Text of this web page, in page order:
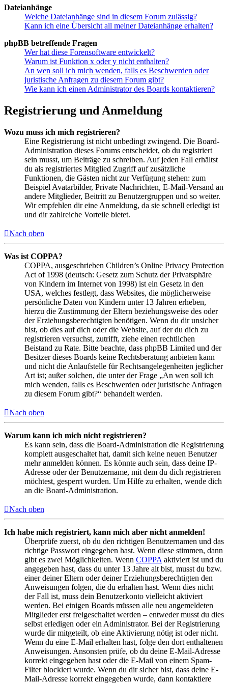
Dateianhänge
Welche Dateianhänge sind in diesem Forum zulässig?
Kann ich eine Übersicht all meiner Dateianhänge erhalten?
phpBB betreffende Fragen
Wer hat diese Forensoftware entwickelt?
Warum ist Funktion x oder y nicht enthalten?
An wen soll ich mich wenden, falls es Beschwerden oder
juristische Anfragen zu diesem Forum gibt?
Wie kann ich einen Administrator des Boards kontaktieren?
Registrierung und Anmeldung
Wozu muss ich mich registrieren?
Eine Registrierung ist nicht unbedingt zwingend. Die Board-
Administration dieses Forums entscheidet, ob du registriert
sein musst, um Beiträge zu schreiben. Auf jeden Fall erhältst
du als registriertes Mitglied Zugriff auf zusätzliche
Funktionen, die Gästen nicht zur Verfügung stehen: zum
Beispiel Avatarbilder, Private Nachrichten, E-Mail-Versand an
andere Mitglieder, Beitritt zu Benutzergruppen und so weiter.
Wir empfehlen dir eine Anmeldung, da sie schnell erledigt ist
und dir zahlreiche Vorteile bietet.
Nach oben
Was ist COPPA?
COPPA, ausgeschrieben Children’s Online Privacy Protection
Act of 1998 (deutsch: Gesetz zum Schutz der Privatsphäre
von Kindern im Internet von 1998) ist ein Gesetz in den
USA, welches festlegt, dass Websites, die möglicherweise
persönliche Daten von Kindern unter 13 Jahren erheben,
hierzu die Zustimmung der Eltern beziehungsweise des oder
der Erziehungsberechtigten benötigen. Wenn du dir unsicher
bist, ob dies auf dich oder die Website, auf der du dich zu
registrieren versuchst, zutrifft, ziehe einen rechtlichen
Beistand zu Rate. Bitte beachte, dass phpBB Limited und der
Besitzer dieses Boards keine Rechtsberatung anbieten kann
und nicht die Anlaufstelle für Rechtsangelegenheiten jeglicher
Art ist; außer solchen, die unter der Frage „An wen soll ich
mich wenden, falls es Beschwerden oder juristische Anfragen
zu diesem Forum gibt?“ behandelt werden.
Nach oben
Warum kann ich mich nicht registrieren?
Es kann sein, dass die Board-Administration die Registrierung
komplett ausgeschaltet hat, damit sich keine neuen Benutzer
mehr anmelden können. Es könnte auch sein, dass deine IP-
Adresse oder der Benutzername, mit dem du dich registrieren
möchtest, gesperrt wurden. Um Hilfe zu erhalten, wende dich
an die Board-Administration.
Nach oben
Ich habe mich registriert, kann mich aber nicht anmelden!
Überprüfe zuerst, ob du den richtigen Benutzernamen und das
richtige Passwort eingegeben hast. Wenn diese stimmen, dann
gibt es zwei Möglichkeiten. Wenn COPPA aktiviert ist und du
angegeben hast, dass du unter 13 Jahre alt bist, musst du bzw.
einer deiner Eltern oder deiner Erziehungsberechtigten den
Anweisungen folgen, die du erhalten hast. Wenn dies nicht
der Fall ist, muss dein Benutzerkonto vielleicht aktiviert
werden. Bei einigen Boards müssen alle neu angemeldeten
Mitglieder erst freigeschaltet werden – entweder musst du dies
selbst erledigen oder ein Administrator. Bei der Registrierung
wurde dir mitgeteilt, ob eine Aktivierung nötig ist oder nicht.
Wenn du eine E-Mail erhalten hast, folge den dort enthaltenen
Anweisungen. Ansonsten prüfe, ob du deine E-Mail-Adresse
korrekt eingegeben hast oder die E-Mail von einem Spam-
Filter blockiert wurde. Wenn du dir sicher bist, dass deine E-
Mail-Adresse korrekt eingegeben wurde, dann kontaktiere